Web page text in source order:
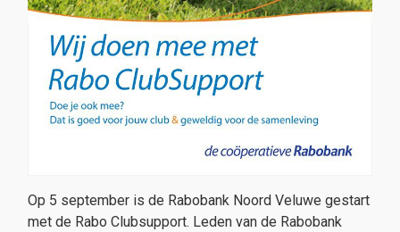
Op 5 september is de Rabobank Noord Veluwe gestart
met de Rabo Clubsupport. Leden van de Rabobank